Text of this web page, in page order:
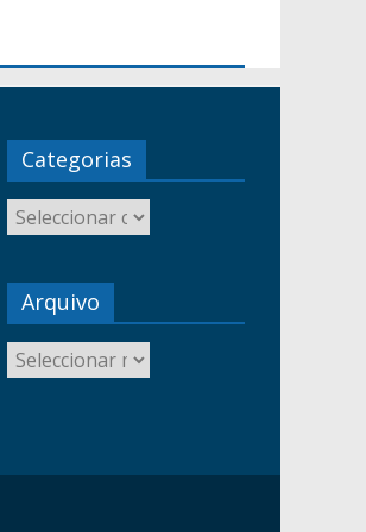
Categorias
Arquivo